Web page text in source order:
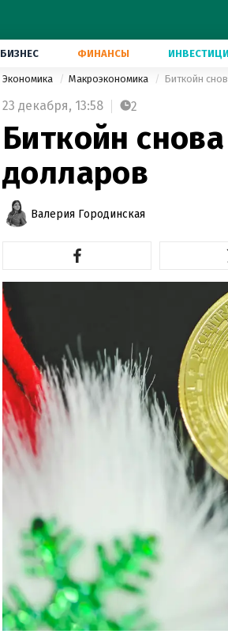
БИЗНЕС ФИНАНСЫ
Экономика Макроэкономика Биткойн
23 декабря, 13:58 2
Биткойн
долларов
Валерия Городинская